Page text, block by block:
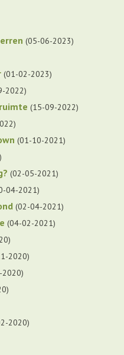
05-06-2023
01-02-2023
2022
15-09-2022
01-10-2021
02-05-2021
04-2021
02-04-2021
04-02-2021
2020
2020